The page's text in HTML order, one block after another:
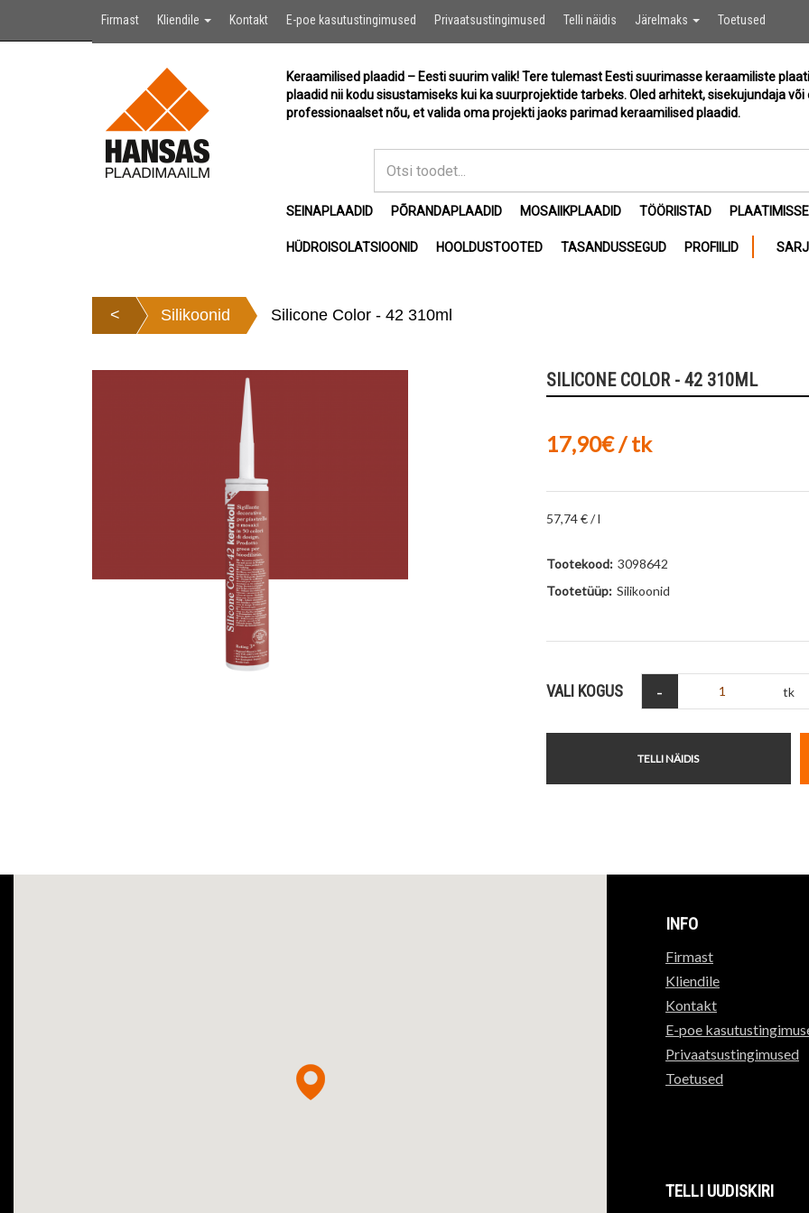
Firmast Kliendile Kontakt E-poe kasutustingimused Privaatsustingimused Telli näidis Järelmaks Toetused
Keraamilised plaadid – Eesti suurim valik! Tere tulemast Eesti suurimasse keraamiliste
plaadid nii kodu sisustamiseks kui ka suurprojektide tarbeks. Oled arhitekt, sisekujundaja
professionaalset nõu, et valida oma projekti jaoks parimad keraamilised plaadid.
SEINAPLAADID PÕRANDAPLAADID MOSAIIKPLAADID TÖÖRIISTAD
HÜDROISOLATSIOONID HOOLDUSTOOTED TASANDUSSEGUD PROFIILID
< Silikoonid Silicone Color - 42 310ml
SILICONE COLOR - 42 310ML
17,90€ / tk
57,74 € / l
Tootekood: 3098642
Tootetüüp: Silikoonid
VALI KOGUS - tk
TELLI NÄIDIS
INFO
Firmast
Kliendile
Kontakt
E-poe
Privaatsustingimused
Toetused
TELLI UUDISKIRI